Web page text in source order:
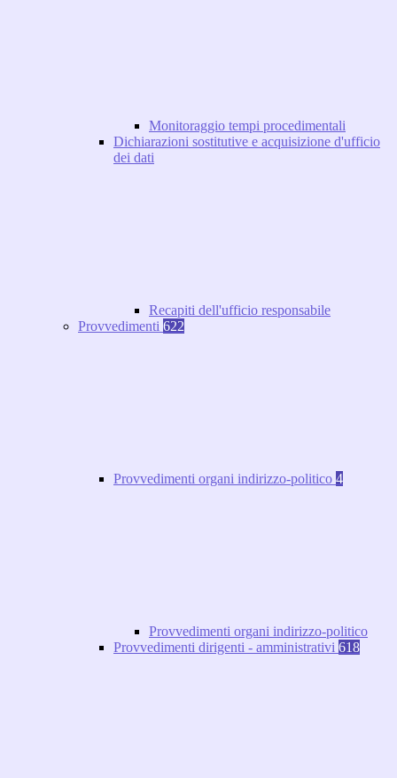
Monitoraggio tempi procedimentali
Dichiarazioni sostitutive e acquisizione d'ufficio
dei dati
Recapiti dell'ufficio responsabile
Provvedimenti 622
Provvedimenti organi indirizzo-politico 4
Provvedimenti organi indirizzo-politico
Provvedimenti dirigenti - amministrativi 618